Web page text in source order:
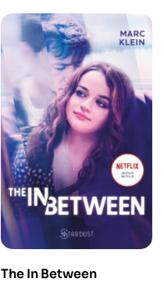
The In Between